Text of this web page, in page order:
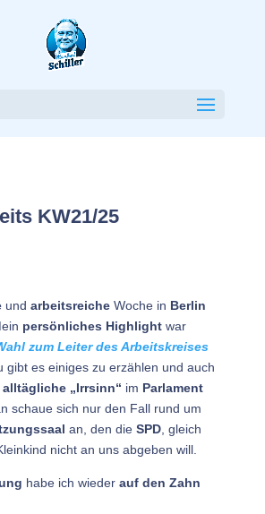
KW21/25
und arbeitsreicheWoche in Berlin
persönliches Highlightwar
zum Leiter des Arbeitskreises
gibt es einiges zu erzählen und auch
alltägliche „Irrsinn“ im Parlament
schaue sich nur den Fall rund um
an, den dieSPD, gleich
nicht an uns abgeben will.
habe ich wiederauf den Zahn